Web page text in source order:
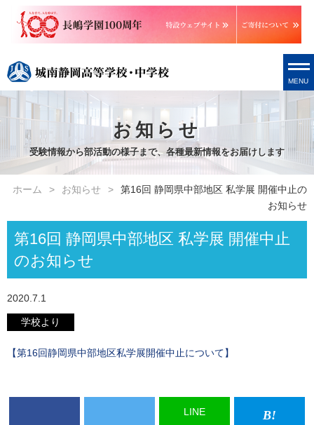
MENU
お知らせ
受験情報から部活動の様子まで、各種最新情報をお届けします
ホーム お知らせ
第16回 静岡県中部地区 私学展 開催中止の
お知らせ
第16回 静岡県中部地区 私学展 開催中止
のお知らせ
2020.7.1
学校より
【第16回静岡県中部地区私学展開催中止について】
LINE